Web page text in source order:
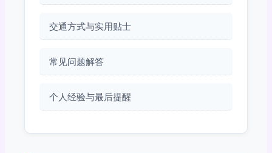
交通方式与实用贴士
常见问题解答
个人经验与最后提醒